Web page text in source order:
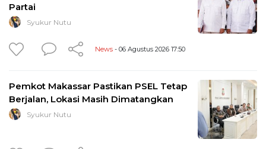
Partai
Syukur Nutu
News - 06 Agustus 2026 17:50
Pemkot Makassar Pastikan PSEL Tetap
Berjalan, Lokasi Masih Dimatangkan
Syukur Nutu